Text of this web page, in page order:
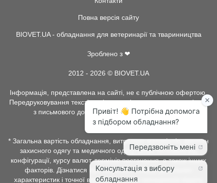
Повна версія сайту
BIOVET.UA - обладнання для ветеринарії та тваринництва
Зроблено з ❤
2012 - 2026 © BIOVET.UA
Інформація, представлена на сайті, не є публічною офертою.
Передруковування текстів та інше копіювання, можливо тільки
з письмового дозволу адміністрації BIOVET.UA.
* Загальна вартість обладнання, витратних матеріалів, рентген
захисного одягу та медичного одягу, може залежати від
конфігурації, курсу валют, термінів постачання, а також інших
факторів. Дізнатися про наявність товару, детальних
характеристик і точної вартості можна у менеджерів відділу